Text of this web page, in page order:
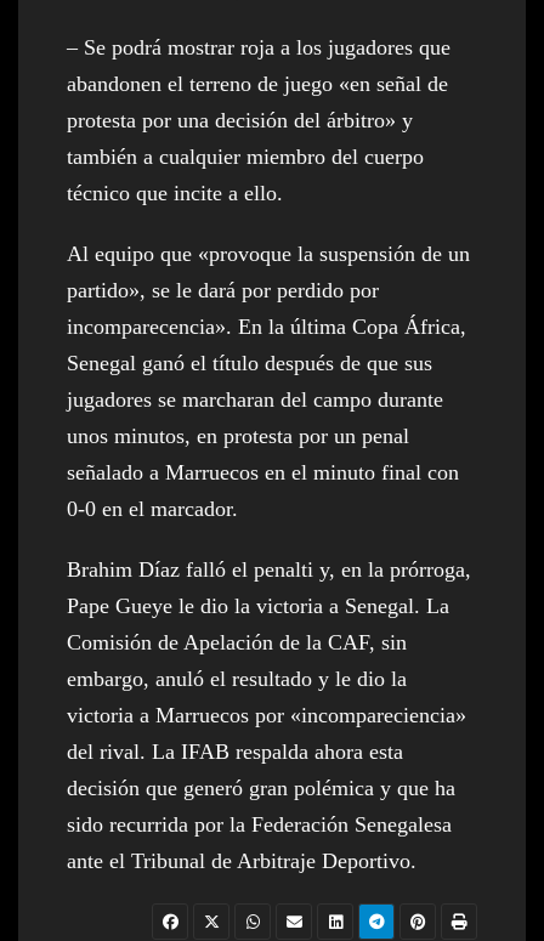
– Se podrá mostrar roja a los jugadores que
abandonen el terreno de juego «en señal de
protesta por una decisión del árbitro» y
también a cualquier miembro del cuerpo
técnico que incite a ello.
Al equipo que «provoque la suspensión de un
partido», se le dará por perdido por
incomparecencia». En la última Copa África,
Senegal ganó el título después de que sus
jugadores se marcharan del campo durante
unos minutos, en protesta por un penal
señalado a Marruecos en el minuto final con
0-0 en el marcador.
Brahim Díaz falló el penalti y, en la prórroga,
Pape Gueye le dio la victoria a Senegal. La
Comisión de Apelación de la CAF, sin
embargo, anuló el resultado y le dio la
victoria a Marruecos por «incompareciencia»
del rival. La IFAB respalda ahora esta
decisión que generó gran polémica y que ha
sido recurrida por la Federación Senegalesa
ante el Tribunal de Arbitraje Deportivo.